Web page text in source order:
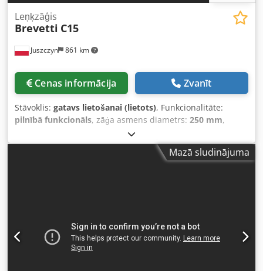
Juszczyn 861 km
Leņķzāģis
Brevetti C15
Cenas informācija Zvanīt
Stāvoklis: gatavs lietošanai (lietots), Funkcionalitāte:
pilnībā funkcionāls, zāģa asmens diametrs: 250 mm,
3 250 apgr./min
Brevetti C15 Iekārta paredzēta griešanai 45° leņķī
Pielietojums: dekoratīvo rāmju, mēbeļu durvju rāmju, stikla
Mazā sludinājuma